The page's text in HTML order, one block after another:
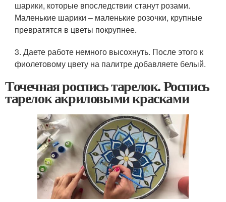
шарики, которые впоследствии станут розами.
Маленькие шарики – маленькие розочки, крупные
превратятся в цветы покрупнее.
3. Даете работе немного высохнуть. После этого к
фиолетовому цвету на палитре добавляете белый.
Точечная роспись тарелок. Роспись
тарелок акриловыми красками